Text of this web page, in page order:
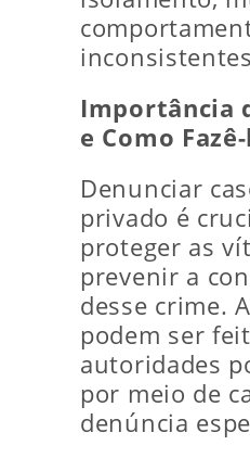
Importância
e Como
Denunciar
privado é
proteger as
prevenir a
desse crime.
podem ser
autoridades
por meio de
denúncia